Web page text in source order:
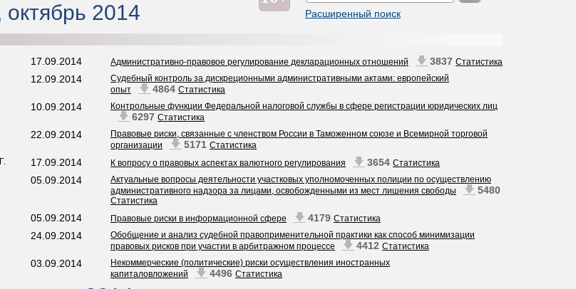
Расширенный поиск
2014
17.09.2014 Административно-правовое регулирование декларационных отношений 3837 Статистика
12.09.2014
Судебный контроль за дискреционными административными актами: европейский
опыт
4864 Статистика
10.09.2014 Контрольные функции Федеральной налоговой службы в сфере регистрации юридических лиц
6297 Статистика
22.09.2014
Правовые риски, связанные с членством России в Таможенном союзе и Всемирной торговой
организации
5171 Статистика
17.09.2014 К вопросу о правовых аспектах валютного регулирования 3654 Статистика
05.09.2014
Актуальные вопросы деятельности участковых уполномоченных полиции по осуществлению
административного надзора за лицами, освобожденными из мест лишения свободы
5480
Статистика
05.09.2014 Правовые риски в информационной сфере 4179 Статистика
24.09.2014
Обобщение и анализ судебной правоприменительной практики как способ минимизации
правовых рисков при участии в арбитражном процессе
4412 Статистика
03.09.2014
Некоммерческие (политические) риски осуществления иностранных
капиталовложений
4496 Статистика